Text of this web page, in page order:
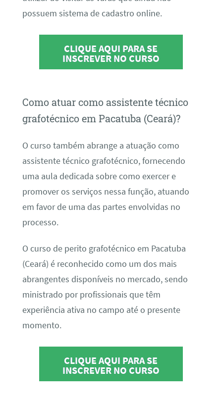
possuem sistema de cadastro online.
CLIQUE AQUI PARA SE
INSCREVER NO CURSO
Como atuar como assistente técnico
grafotécnico em Pacatuba (Ceará)?
O curso também abrange a atuação como
assistente técnico grafotécnico, fornecendo
uma aula dedicada sobre como exercer e
promover os serviços nessa função, atuando
em favor de uma das partes envolvidas no
processo.
O curso de perito grafotécnico em Pacatuba
(Ceará) é reconhecido como um dos mais
abrangentes disponíveis no mercado, sendo
ministrado por profissionais que têm
experiência ativa no campo até o presente
momento.
CLIQUE AQUI PARA SE
INSCREVER NO CURSO